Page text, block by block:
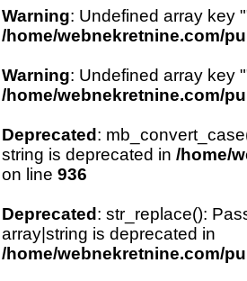
Warning: Undefined array key
/home/webnekretnine.com/
Warning: Undefined array key
/home/webnekretnine.com/
Deprecated :
string is deprecated in /home/
on line 936
Deprecated : str_replace():
array|string is deprecated in
/home/webnekretnine.com/